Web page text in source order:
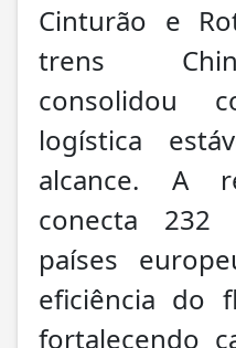
Cinturão e
trens
consolidou
logística
alcance. A
conecta 232
países
eficiência do
fortalecendo